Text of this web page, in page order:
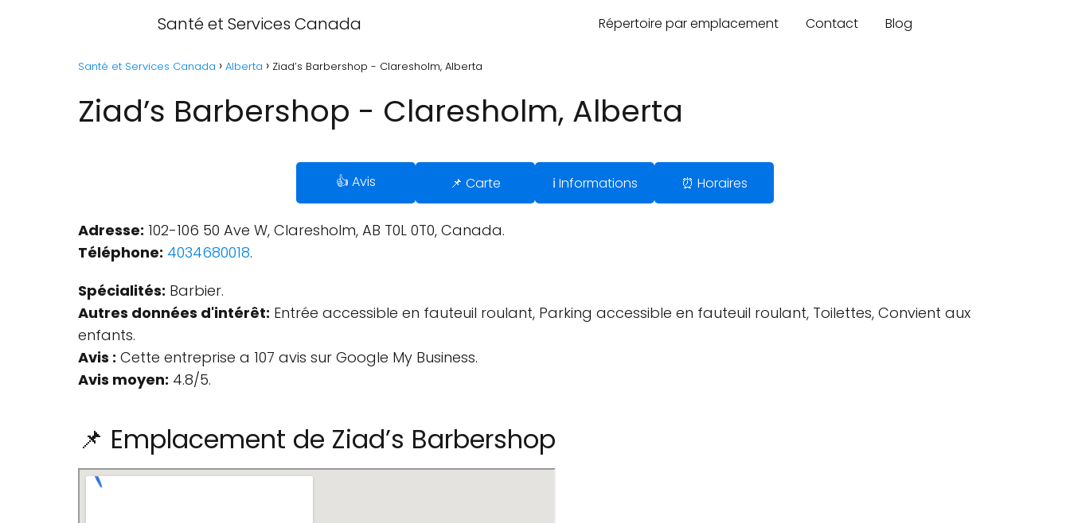
Santé et Services Canada Répertoire par emplacement Contact Blog
Santé et Services Canada Alberta Ziad’s Barbershop - Claresholm, Alberta
Ziad’s Barbershop - Claresholm, Alberta
👍 Avis 📌 Carte ℹ️ Informations ⏰ Horaires
Adresse: 102-106 50 Ave W, Claresholm, AB T0L 0T0, Canada.
Téléphone: 4034680018.
Spécialités: Barbier.
Autres données d'intérêt: Entrée accessible en fauteuil roulant, Parking accessible en fauteuil roulant, Toilettes, Convient aux
enfants.
Avis : Cette entreprise a 107 avis sur Google My Business.
Avis moyen: 4.8/5.
📌 Emplacement de Ziad’s Barbershop